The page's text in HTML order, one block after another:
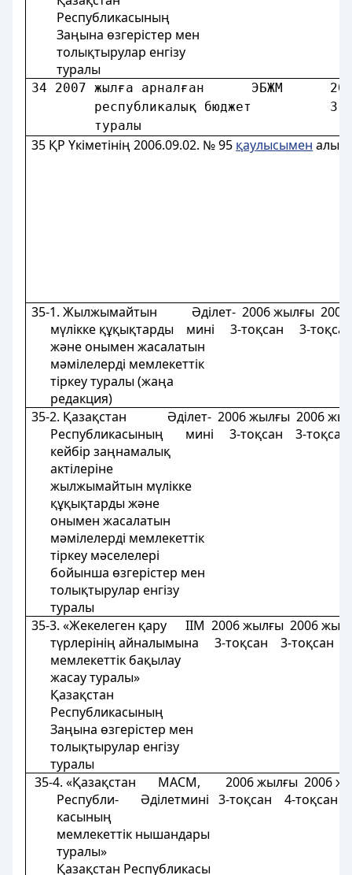
Республикасының
Заңына өзгерістер мен
толықтырулар енгізу
туралы
34 2007 жылға арналған      ЭБЖМ
республикалық бюджет
туралы
35 ҚР Үкіметінің 2006.09.02. № 95 қаулысымен алып
35-1. Жылжымайтын Әділет- 2006 жылғы2006
мүлікке құқықтарды мині 3-тоқсан 3-
және онымен жасалатын
мәмілелерді мемлекеттік
тіркеу туралы (жаңа
редакция)
35-2. Қазақстан Әділет- 2006 жылғы 2006
Республикасының мині 3-тоқсан 3-
кейбір заңнамалық
актілеріне
жылжымайтын мүлікке
құқықтарды және
онымен жасалатын
мәмілелерді мемлекеттік
тіркеу мәселелерi
бойынша өзгерістер мен
толықтырулар енгізу
туралы
35-3. «Жекелеген қару IIМ 2006 жылғы 2006
түрлерінің айналымына 3-тоқсан 3-тоқсан
мемлекеттік бақылау
жасау туралы»
Қазақстан
Республикасының
Заңына өзгерістер мен
толықтырулар енгізу
туралы
35-4. «Қазақстан МАСМ, 2006 жылғы 2006
Республи- Әділетмині 3-тоқсан 4-тоқсан
касының
мемлекеттік нышандары
туралы»
Қазақстан Республикасы